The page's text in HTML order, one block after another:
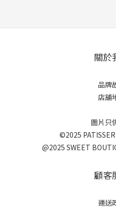
關於
品牌
店舖
圖片只
©2025
@2025 SWEET
顧客
運送